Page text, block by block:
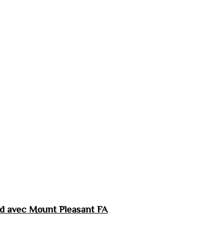
avec Mount Pleasant FA